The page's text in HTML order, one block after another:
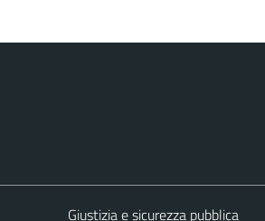
Giustizia e sicurezza pubblica